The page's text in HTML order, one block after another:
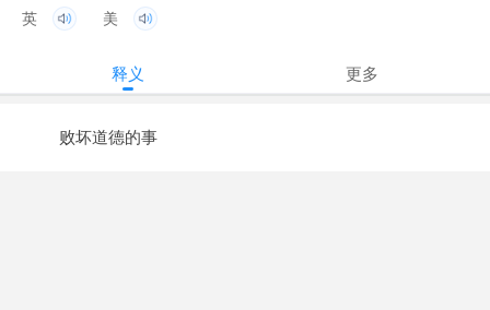
英 美
释义 更多
败坏道德的事